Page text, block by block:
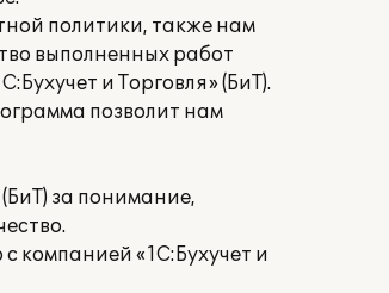
политики, также нам
выполненных работ
и Торговля» (БиТ).
позволит нам
за понимание,
компанией «1С:Бухучет и